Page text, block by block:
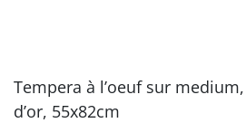
Tempera à l’oeuf sur
d’or, 55x82cm